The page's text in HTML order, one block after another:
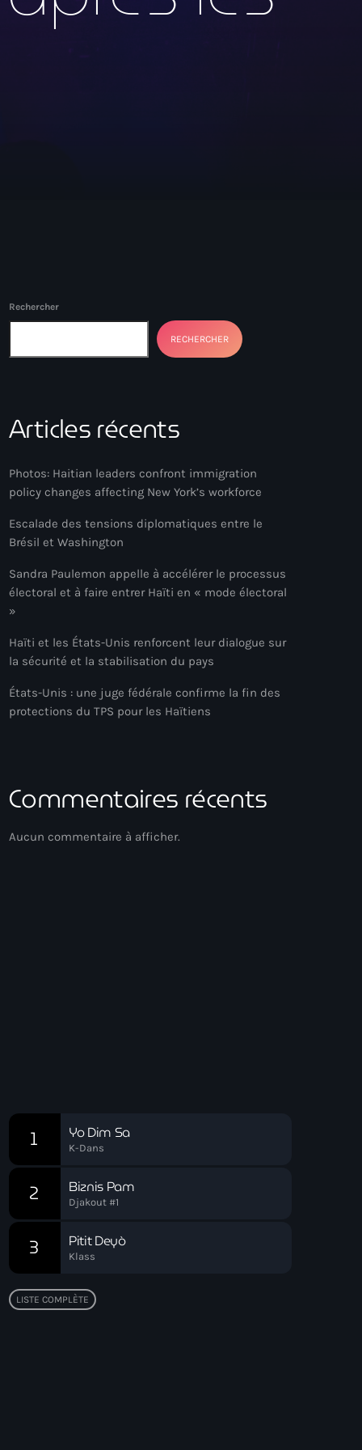
Rechercher
RECHERCHER
Articles récents
Photos: Haitian leaders confront immigration
policy changes affecting New York’s workforce
Escalade des tensions diplomatiques entre le
Brésil et Washington
Sandra Paulemon appelle à accélérer le processus
électoral et à faire entrer Haïti en « mode électoral
»
Haïti et les États-Unis renforcent leur dialogue sur
la sécurité et la stabilisation du pays
États-Unis : une juge fédérale confirme la fin des
protections du TPS pour les Haïtiens
Commentaires récents
Aucun commentaire à afficher.
1 Yo Dim Sa
K-Dans
2 Biznis Pam
Djakout #1
3 Pitit Deyò
Klass
LISTE COMPLÈTE